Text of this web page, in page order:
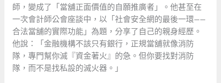
師，變成了「當舖正面價值的自願推廣者」。他甚至在
一次會計師公會座談中，以「社會安全網的最後一環——
合法當舖的實際功能」為題，分享了自己的親身經歷。
他說：「金融機構不該只有銀行，正規當舖就像消防
隊，專門幫你滅『資金著火』的急。但你要找對消防
隊，而不是找私設的滅火器。」